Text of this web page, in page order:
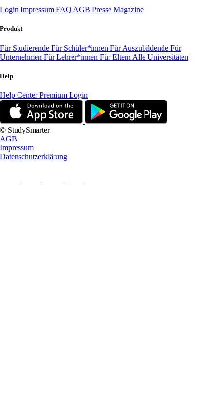
Login Impressum FAQ AGB Presse Magazine
Produkt
Für Studierende Für Schüler*innen Für Auszubildende Für
Unternehmen Für Lehrer*innen Für Eltern Alle Universitäten
Help
Help CenterPremium Login
© StudySmarter
AGB
Impressum
Datenschutzerklärung